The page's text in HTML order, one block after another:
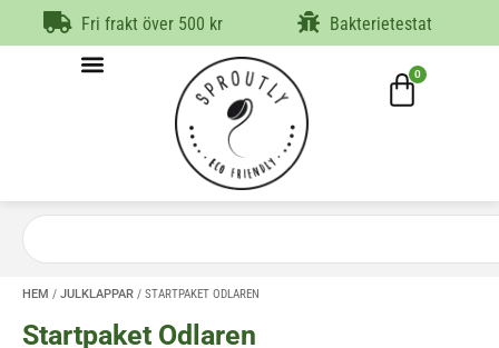
Fri frakt över 500 kr Bakterietestat
0
HEM / JULKLAPPAR / STARTPAKET ODLAREN
Startpaket Odlaren